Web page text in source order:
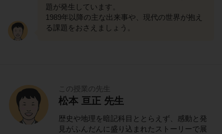
題が発生しています。
1989年以降の主な出来事や、現代の世界が抱え
る課題をおさえましょう。
この授業の先生
松本 亘正 先生
歴史や地理を暗記科目ととらえず、感動と発
見がふんだんに盛り込まれたストーリーで展